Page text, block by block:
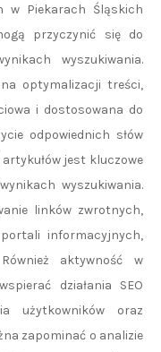
w Piekarach Śląskich
przyczynić się do
wyszukiwania.
optymalizacji treści,
i dostosowana do
odpowiednich słów
jest kluczowe
wyszukiwania.
linków zwrotnych,
informacyjnych,
aktywność w
działania SEO
użytkowników oraz
zapominać o analizie